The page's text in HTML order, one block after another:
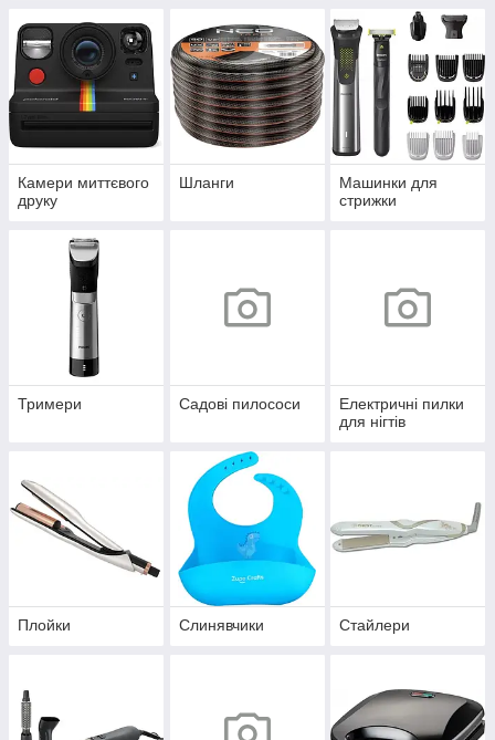
Камери миттєвого
друку
Шланги
Машинки для
стрижки
Тримери Садові пилососи
Електричні пилки
для нігтів
Плойки Слинявчики Стайлери